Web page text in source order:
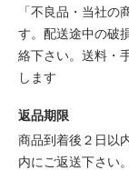
「不良品・当社の
す。配送途中の破
絡下さい。送料・
します
返品期限
商品到着後２日以
内にご返送下さい